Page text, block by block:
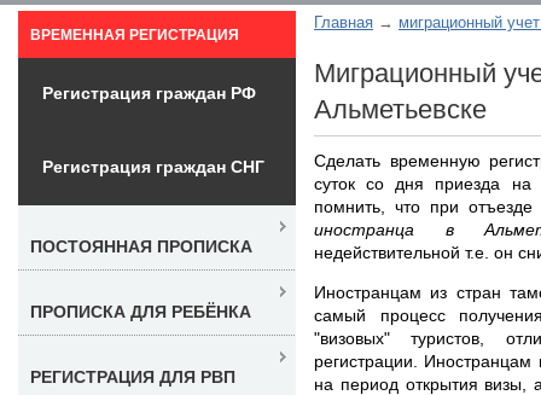
Главная миграционный
Миграционный
Альметьевске
Сделать временную
суток со дня приезда на
помнить, что при
иностранца в
недействительной т.е. он
Иностранцам из стран
самый процесс
"визовых" туристов,
регистрации.
на период открытия
ВРЕМЕННАЯ РЕГИСТРАЦИЯ
Регистрация граждан РФ
Регистрация граждан СНГ
ПОСТОЯННАЯ ПРОПИСКА
ПРОПИСКА ДЛЯ РЕБЁНКА
РЕГИСТРАЦИЯ ДЛЯ РВП